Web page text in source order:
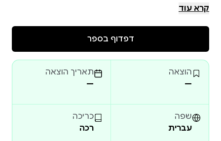
"גיבורה בפיג'מה" הוא סיפור שילדים יבקשו לשמוע שוב
"סיפור מקסים שהפך לאהוב במיוחד על בתי. היא
מבקשת אותו כל לילה!"
קרא עוד
דפדוף בספר
הוצאה
—
תאריך הוצאה
—
שפה
עברית
כריכה
רכה